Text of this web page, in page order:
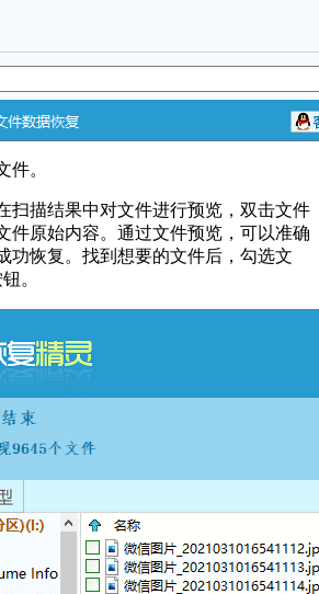
件。
扫描结果中对文件进行预览，双击文件
件原始内容。通过文件预览，可以准确
功恢复。找到想要的文件后，勾选文
。